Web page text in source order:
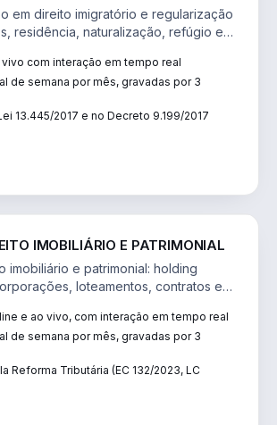
em direito imigratório e regularização
residência, naturalização, refúgio e
vivo com interação em tempo real
de semana por mês, gravadas por 3
13.445/2017 e no Decreto 9.199/2017
IMOBILIÁRIO E PATRIMONIAL
imobiliário e patrimonial: holding
loteamentos, contratos e
e ao vivo, com interação em tempo real
de semana por mês, gravadas por 3
Reforma Tributária (EC 132/2023, LC